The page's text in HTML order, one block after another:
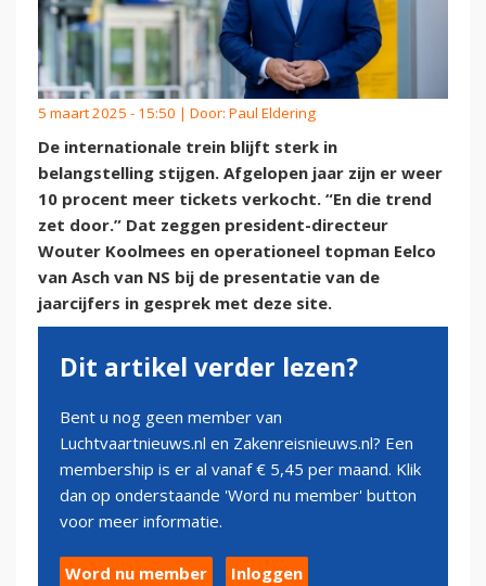
5 maart 2025 - 15:50 | Door: Paul Eldering
De internationale trein blijft sterk in
belangstelling stijgen. Afgelopen jaar zijn er weer
10 procent meer tickets verkocht. “En die trend
zet door.” Dat zeggen president-directeur
Wouter Koolmees en operationeel topman Eelco
van Asch van NS bij de presentatie van de
jaarcijfers in gesprek met deze site.
Dit artikel verder lezen?
Bent u nog geen member van
Luchtvaartnieuws.nl en Zakenreisnieuws.nl? Een
membership is er al vanaf € 5,45 per maand. Klik
dan op onderstaande 'Word nu member' button
voor meer informatie.
Word nu member Inloggen